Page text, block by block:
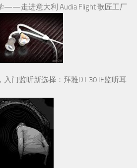
——走进意大利 Audia Flight 歌匠工厂
门监听新选择：拜雅DT 30 IE监听耳